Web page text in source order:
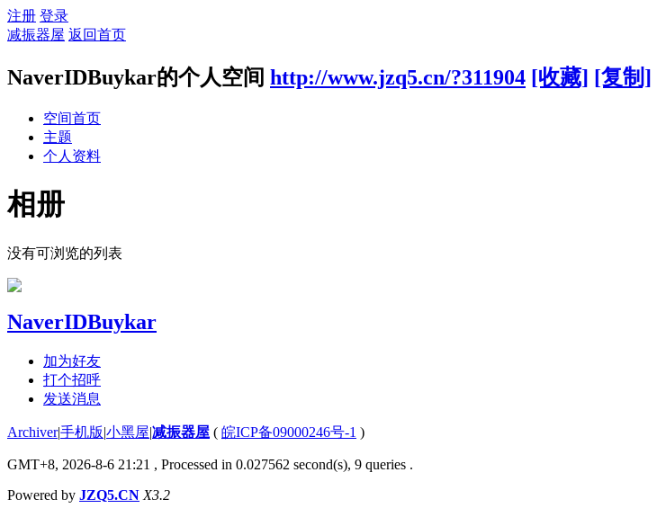
注册 登录
减振器屋 返回首页
NaverIDBuykar的个人空间 http://www.jzq5.cn/?311904 [收藏] [复制]
空间首页
主题
个人资料
相册
没有可浏览的列表
NaverIDBuykar
加为好友
打个招呼
发送消息
Archiver|手机版|小黑屋|减振器屋 ( 皖ICP备09000246号-1 )
GMT+8, 2026-8-6 21:21 , Processed in 0.027562 second(s), 9 queries .
Powered by JZQ5.CN X3.2